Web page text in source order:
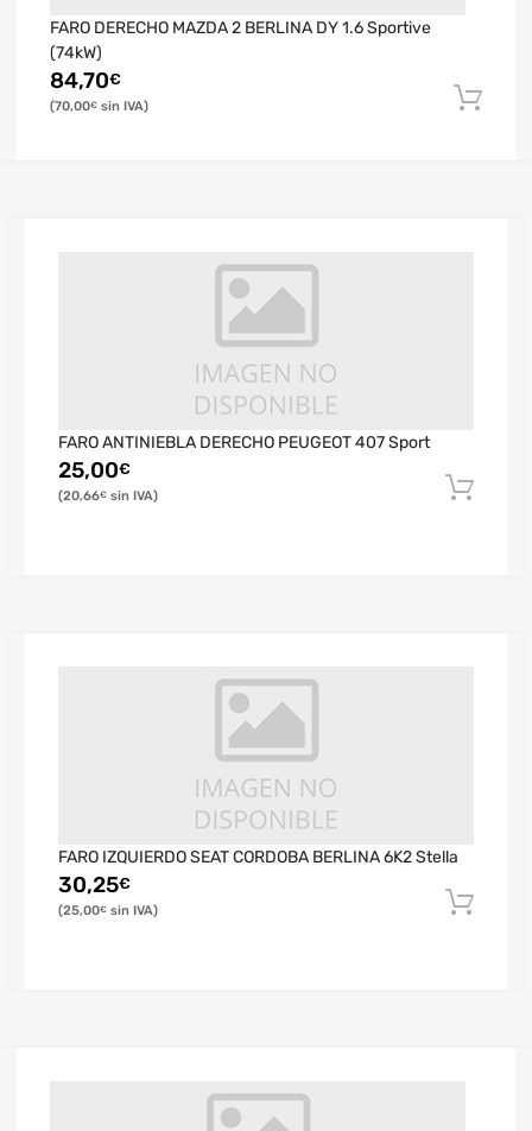
FARO DERECHO MAZDA 2 BERLINA DY 1.6 Sportive
(74kW)
84,70€
70,00€
FARO ANTINIEBLA DERECHO PEUGEOT 407 Sport
25,00€
20,66€
FARO IZQUIERDO SEAT CORDOBA BERLINA 6K2 Stella
30,25€
25,00€